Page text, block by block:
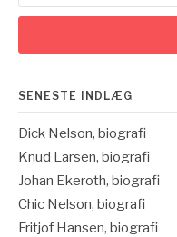
SENESTE INDLÆG
Dick Nelson, biografi
Knud Larsen, biografi
Johan Ekeroth, biografi
Chic Nelson, biografi
Fritjof Hansen, biografi